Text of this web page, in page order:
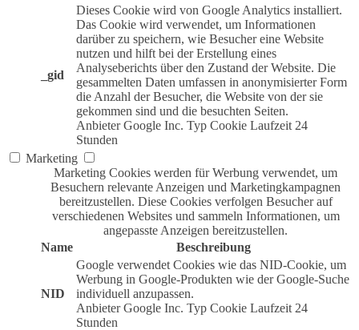
_gid
Dieses Cookie wird von Google Analytics installiert.
Das Cookie wird verwendet, um Informationen
darüber zu speichern, wie Besucher eine Website
nutzen und hilft bei der Erstellung eines
Analyseberichts über den Zustand der Website. Die
gesammelten Daten umfassen in anonymisierter Form
die Anzahl der Besucher, die Website von der sie
gekommen sind und die besuchten Seiten.
Anbieter Google Inc. Typ Cookie Laufzeit 24
Stunden
Marketing
Marketing Cookies werden für Werbung verwendet, um
Besuchern relevante Anzeigen und Marketingkampagnen
bereitzustellen. Diese Cookies verfolgen Besucher auf
verschiedenen Websites und sammeln Informationen, um
angepasste Anzeigen bereitzustellen.
Name
Beschreibung
NID
Google verwendet Cookies wie das NID-Cookie, um
Werbung in Google-Produkten wie der Google-Suche
individuell anzupassen.
Anbieter Google Inc. Typ Cookie Laufzeit 24
Stunden